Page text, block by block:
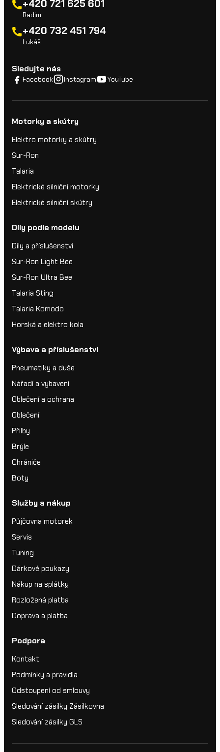
+420 721 625 601
Radim
+420 732 451 794
Lukáš
Sledujte nás
Facebook Instagram YouTube
Motorky a skútry
Elektro motorky a skútry
Sur-Ron
Talaria
Elektrické silniční motorky
Elektrické silniční skútry
Díly podle modelu
Díly a příslušenství
Sur-Ron Light Bee
Sur-Ron Ultra Bee
Talaria Sting
Talaria Komodo
Horská a elektro kola
Výbava a příslušenství
Pneumatiky a duše
Nářadí a vybavení
Oblečení a ochrana
Oblečení
Přilby
Brýle
Chrániče
Boty
Služby a nákup
Půjčovna motorek
Servis
Tuning
Dárkové poukazy
Nákup na splátky
Rozložená platba
Doprava a platba
Podpora
Kontakt
Podmínky a pravidla
Odstoupení od smlouvy
Sledování zásilky Zásilkovna
Sledování zásilky GLS